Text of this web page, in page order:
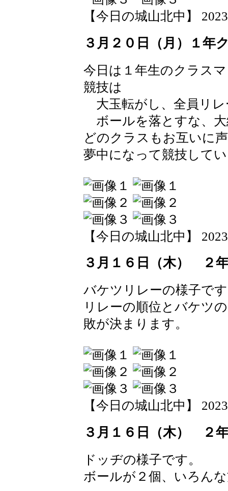
【今日の城山北中】
３月２０日（月）１年
今日は１年生のクラス
競技は
大玉転がし、全員リ
ボールを落とすな、
どのクラスもお互いに
夢中になって競技して
【今日の城山北中】
３月１６日（木） ２
バケツリレーの様子で
リレーの順位とバケツ
敗が決まります。
【今日の城山北中】
３月１６日（木） ２
ドッヂの様子です。
ボールが２個、いろん